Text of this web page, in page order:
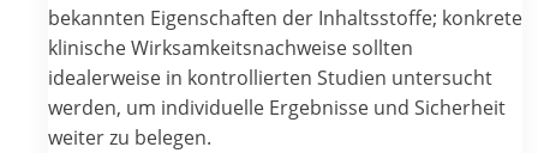
bekannten Eigenschaften der Inhaltsstoffe; konkrete
klinische Wirksamkeitsnachweise sollten
idealerweise in kontrollierten Studien untersucht
werden, um individuelle Ergebnisse und Sicherheit
weiter zu belegen.